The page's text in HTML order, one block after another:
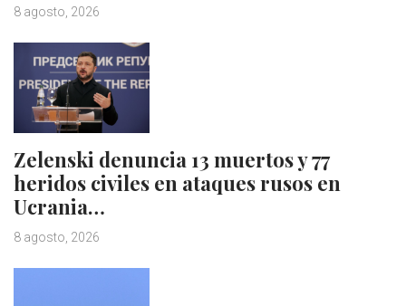
8 agosto, 2026
Zelenski denuncia 13 muertos y 77
heridos civiles en ataques rusos en
Ucrania…
8 agosto, 2026